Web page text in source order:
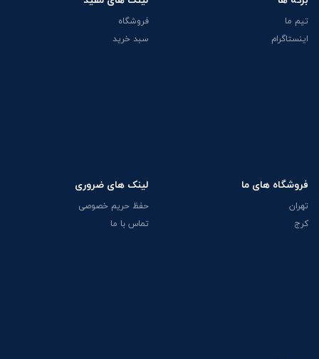
تیم ما
اینستاگرام
فروشگاه
سبد خرید
فروشگاه های ما
تهران
کرج
لینک های ضروری
حفظ حریم خصوصی
تماس با ما